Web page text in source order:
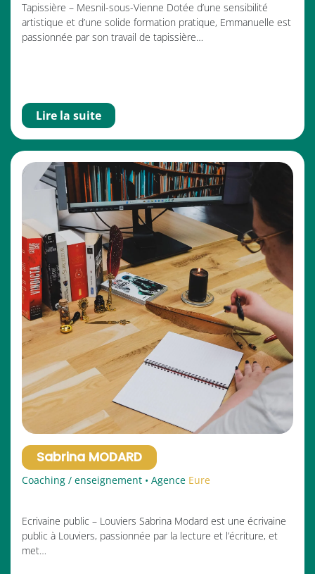
Tapissière – Mesnil-sous-Vienne Dotée d’une sensibilité
artistique et d’une solide formation pratique, Emmanuelle est
passionnée par son travail de tapissière…
Lire la suite
Sabrina MODARD
Coaching / enseignement • Agence Eure
Ecrivaine public – Louviers Sabrina Modard est une écrivaine
public à Louviers, passionnée par la lecture et l’écriture, et
met…